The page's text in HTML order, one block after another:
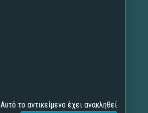
Αυτό το αντικείμενο έχει ανακληθεί